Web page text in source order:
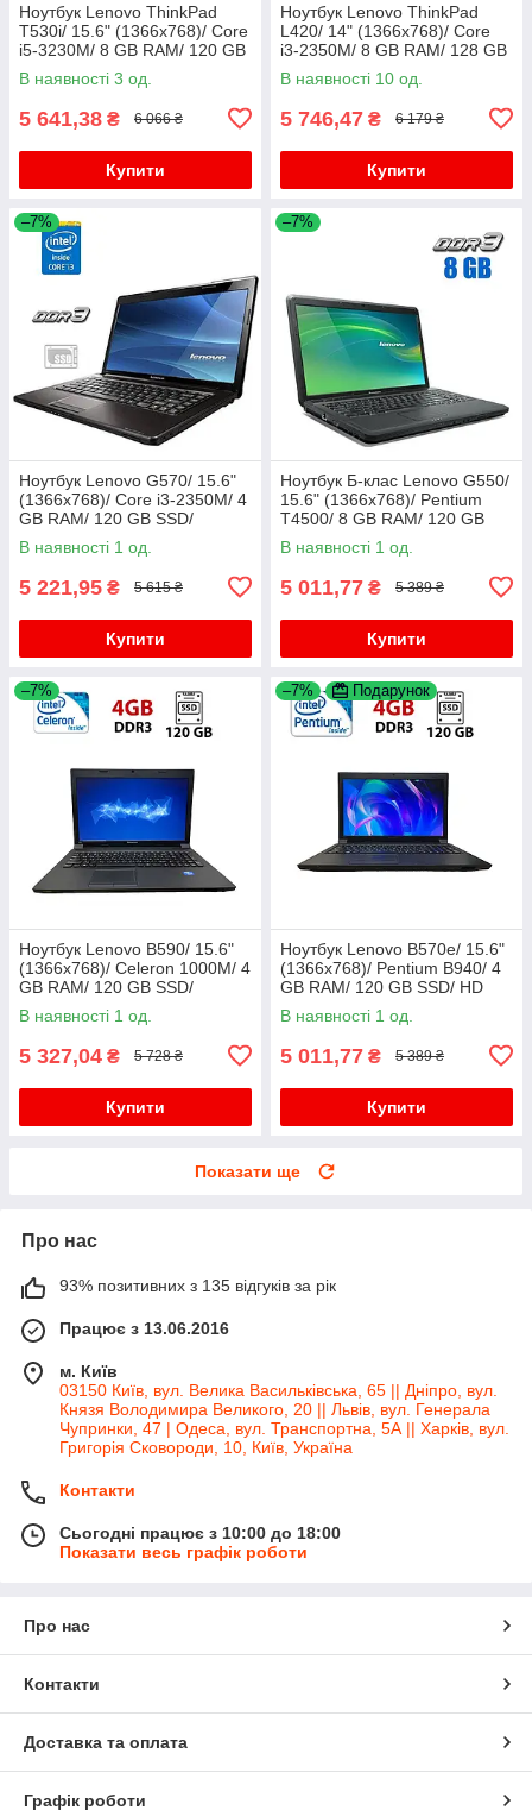
Ноутбук Lenovo ThinkPad
T530i/ 15.6" (1366x768)/ Core
i5-3230M/ 8 GB RAM/ 120 GB
SSD/ HD 4000
В наявності 3 од.
5 641,38 ₴ 6 066 ₴
Купити
Ноутбук Lenovo ThinkPad
L420/ 14" (1366x768)/ Core
i3-2350M/ 8 GB RAM/ 128 GB
SSD/ HD 3000
В наявності 10 од.
5 746,47 ₴ 6 179 ₴
Купити
–7%
Ноутбук Lenovo G570/ 15.6"
(1366x768)/ Core i3-2350M/ 4
GB RAM/ 120 GB SSD/
Radeon HD 6370M 1GB
В наявності 1 од.
5 221,95 ₴ 5 615 ₴
Купити
–7%
Ноутбук Б-клас Lenovo G550/
15.6" (1366x768)/ Pentium
T4500/ 8 GB RAM/ 120 GB
SSD/ GMA 4500M
В наявності 1 од.
5 011,77 ₴ 5 389 ₴
Купити
–7%
Ноутбук Lenovo B590/ 15.6"
(1366x768)/ Celeron 1000M/ 4
GB RAM/ 120 GB SSD/
GeForce GT 720M 1GB
В наявності 1 од.
5 327,04 ₴ 5 728 ₴
Купити
–7% Подарунок
Ноутбук Lenovo B570e/ 15.6"
(1366x768)/ Pentium B940/ 4
GB RAM/ 120 GB SSD/ HD
В наявності 1 од.
5 011,77 ₴ 5 389 ₴
Купити
Показати ще
Про нас
93% позитивних з 135 відгуків за рік
Працює з 13.06.2016
м. Київ
03150 Київ, вул. Велика Васильківська, 65 || Дніпро, вул.
Князя Володимира Великого, 20 || Львів, вул. Генерала
Чупринки, 47 | Одеса, вул. Транспортна, 5А || Харків, вул.
Григорія Сковороди, 10, Київ, Україна
Контакти
Сьогодні працює з 10:00 до 18:00
Показати весь графік роботи
Про нас
Контакти
Доставка та оплата
Графік роботи